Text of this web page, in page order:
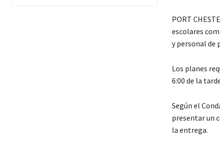
PORT
escolares
y personal de
Los planes
6:00 de la
Según el
presentar un
la entrega.